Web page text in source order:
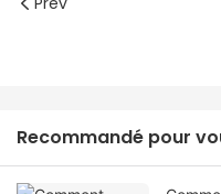
Recommandé pour